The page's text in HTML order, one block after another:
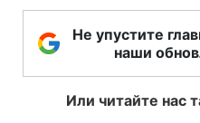
Не упустите
наши
Или читайте нас